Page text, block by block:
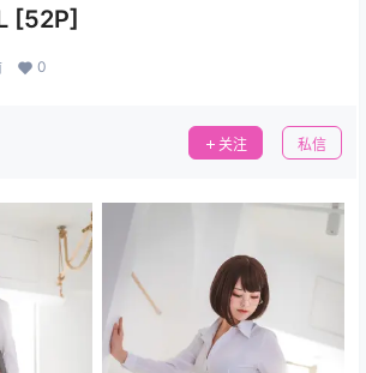
[52P]
0
关注 私信